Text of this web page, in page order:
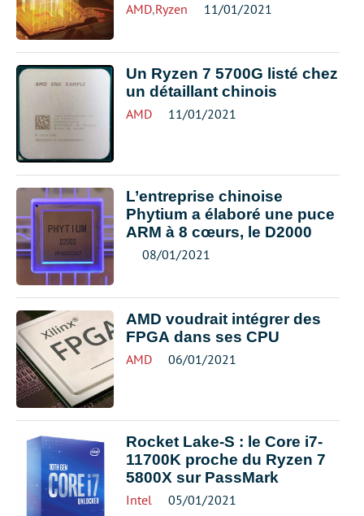
AMD,Ryzen 11/01/2021
Un Ryzen 7 5700G listé chez
un détaillant chinois
AMD 11/01/2021
L’entreprise chinoise
Phytium a élaboré une puce
ARM à 8 cœurs, le D2000
08/01/2021
AMD voudrait intégrer des
FPGA dans ses CPU
AMD 06/01/2021
Rocket Lake-S : le Core i7-
11700K proche du Ryzen 7
5800X sur PassMark
Intel 05/01/2021